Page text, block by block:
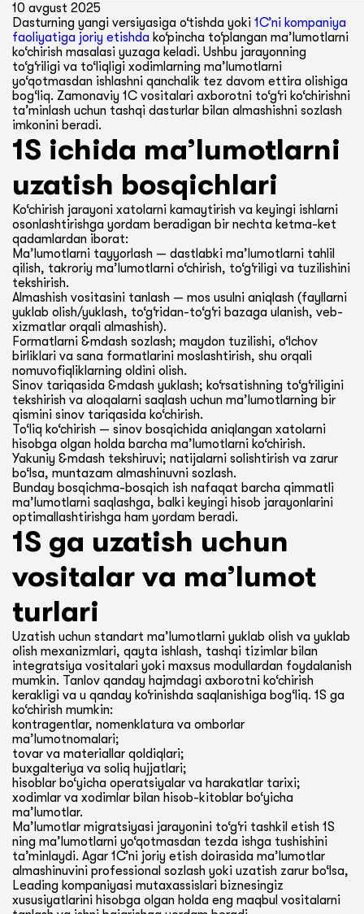
10 avgust 2025
Dasturning yangi versiyasiga o‘tishda yoki 1C’ni kompaniya
faoliyatiga joriy etishda ko‘pincha to‘plangan ma’lumotlarni
ko‘chirish masalasi yuzaga keladi. Ushbu jarayonning
to‘g‘riligi va to‘liqligi xodimlarning ma’lumotlarni
yo‘qotmasdan ishlashni qanchalik tez davom ettira olishiga
bog‘liq. Zamonaviy 1C vositalari axborotni to‘g‘ri ko‘chirishni
ta’minlash uchun tashqi dasturlar bilan almashishni sozlash
imkonini beradi.
1S ichida ma’lumotlarni
uzatish bosqichlari
Ko‘chirish jarayoni xatolarni kamaytirish va keyingi ishlarni
osonlashtirishga yordam beradigan bir nechta ketma-ket
qadamlardan iborat:
Ma’lumotlarni tayyorlash — dastlabki ma’lumotlarni tahlil
qilish, takroriy ma’lumotlarni o‘chirish, to‘g‘riligi va tuzilishini
tekshirish.
Almashish vositasini tanlash — mos usulni aniqlash (fayllarni
yuklab olish/yuklash, to‘g‘ridan-to‘g‘ri bazaga ulanish, veb-
xizmatlar orqali almashish).
Formatlarni &mdash sozlash; maydon tuzilishi, o‘lchov
birliklari va sana formatlarini moslashtirish, shu orqali
nomuvofiqliklarning oldini olish.
Sinov tariqasida &mdash yuklash; ko‘rsatishning to‘g‘riligini
tekshirish va aloqalarni saqlash uchun ma’lumotlarning bir
qismini sinov tariqasida ko‘chirish.
To‘liq ko‘chirish — sinov bosqichida aniqlangan xatolarni
hisobga olgan holda barcha ma’lumotlarni ko‘chirish.
Yakuniy &mdash tekshiruvi; natijalarni solishtirish va zarur
bo‘lsa, muntazam almashinuvni sozlash.
Bunday bosqichma-bosqich ish nafaqat barcha qimmatli
ma’lumotlarni saqlashga, balki keyingi hisob jarayonlarini
optimallashtirishga ham yordam beradi.
1S ga uzatish uchun
vositalar va ma’lumot
turlari
Uzatish uchun standart ma’lumotlarni yuklab olish va yuklab
olish mexanizmlari, qayta ishlash, tashqi tizimlar bilan
integratsiya vositalari yoki maxsus modullardan foydalanish
mumkin. Tanlov qanday hajmdagi axborotni ko‘chirish
kerakligi va u qanday ko‘rinishda saqlanishiga bog‘liq. 1S ga
ko‘chirish mumkin:
kontragentlar, nomenklatura va omborlar
ma’lumotnomalari;
tovar va materiallar qoldiqlari;
buxgalteriya va soliq hujjatlari;
hisoblar bo‘yicha operatsiyalar va harakatlar tarixi;
xodimlar va xodimlar bilan hisob-kitoblar bo‘yicha
ma’lumotlar.
Ma’lumotlar migratsiyasi jarayonini to‘g‘ri tashkil etish 1S
ning ma’lumotlarni yo‘qotmasdan tezda ishga tushishini
ta’minlaydi. Agar 1C’ni joriy etish doirasida ma’lumotlar
almashinuvini professional sozlash yoki uzatish zarur bo‘lsa,
Leading kompaniyasi mutaxassislari biznesingiz
xususiyatlarini hisobga olgan holda eng maqbul vositalarni